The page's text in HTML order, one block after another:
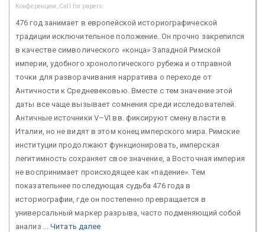
Конференции, Call for papers
476 год занимает в европейской историографической
традиции исключительное положение. Он прочно закрепился
в качестве символического «конца» Западной Римской
империи, удобного хронологического рубежа и отправной
точки для разворачивания нарратива о переходе от
Античности к Средневековью. Вместе с тем значение этой
даты все чаще вызывает сомнения среди исследователей.
Античные источники V–VI вв. фиксируют смену власти в
Италии, но не видят в этом конец имперского мира. Римские
институции продолжают функционировать, имперская
легитимность сохраняет свое значение, а Восточная империя
не воспринимает происходящее как «падение». Тем
показательнее последующая судьба 476 года в
историографии, где он постепенно превращается в
универсальный маркер разрыва, часто подменяющий собой
анализ ...Читать далее